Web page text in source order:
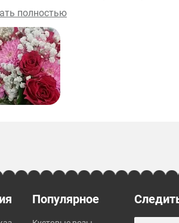
я в таком восторге спасибо вам
полностью
Популярное